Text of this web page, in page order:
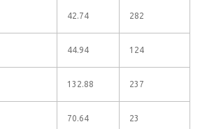
42.74 282
44.94 124
132.88 237
70.64 23